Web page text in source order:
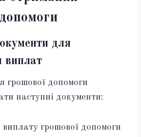
для
виплат
грошової допомоги
наступні документи:
грошової допомоги